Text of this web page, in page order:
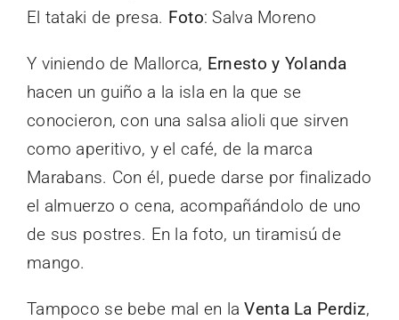
El tataki de presa. Foto: Salva Moreno
Y viniendo de Mallorca, Ernesto y Yolanda
hacen un guiño a la isla en la que se
conocieron, con una salsa alioli que sirven
como aperitivo, y el café, de la marca
Marabans. Con él, puede darse por finalizado
el almuerzo o cena, acompañándolo de uno
de sus postres. En la foto, un tiramisú de
mango.
Tampoco se bebe mal en laVenta La Perdiz,